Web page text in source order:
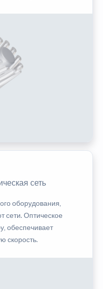
сеть
оборудования,
сети. Оптическое
обеспечивает
скорость.